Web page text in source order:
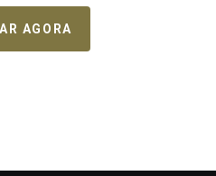
AGORA